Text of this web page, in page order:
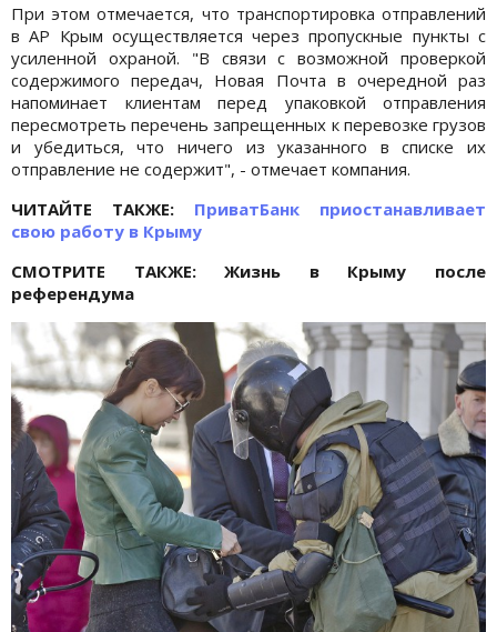
При этом отмечается, что транспортировка отправлений
в АР Крым осуществляется через пропускные пункты с
усиленной охраной. "В связи с возможной проверкой
содержимого передач, Новая Почта в очередной раз
напоминает клиентам перед упаковкой отправления
пересмотреть перечень запрещенных к перевозке грузов
и убедиться, что ничего из указанного в списке их
отправление не содержит", - отмечает компания.
ЧИТАЙТЕ ТАКЖЕ: ПриватБанк приостанавливает
свою работу в Крыму
СМОТРИТЕ ТАКЖЕ:
Жизнь в Крыму после
референдума